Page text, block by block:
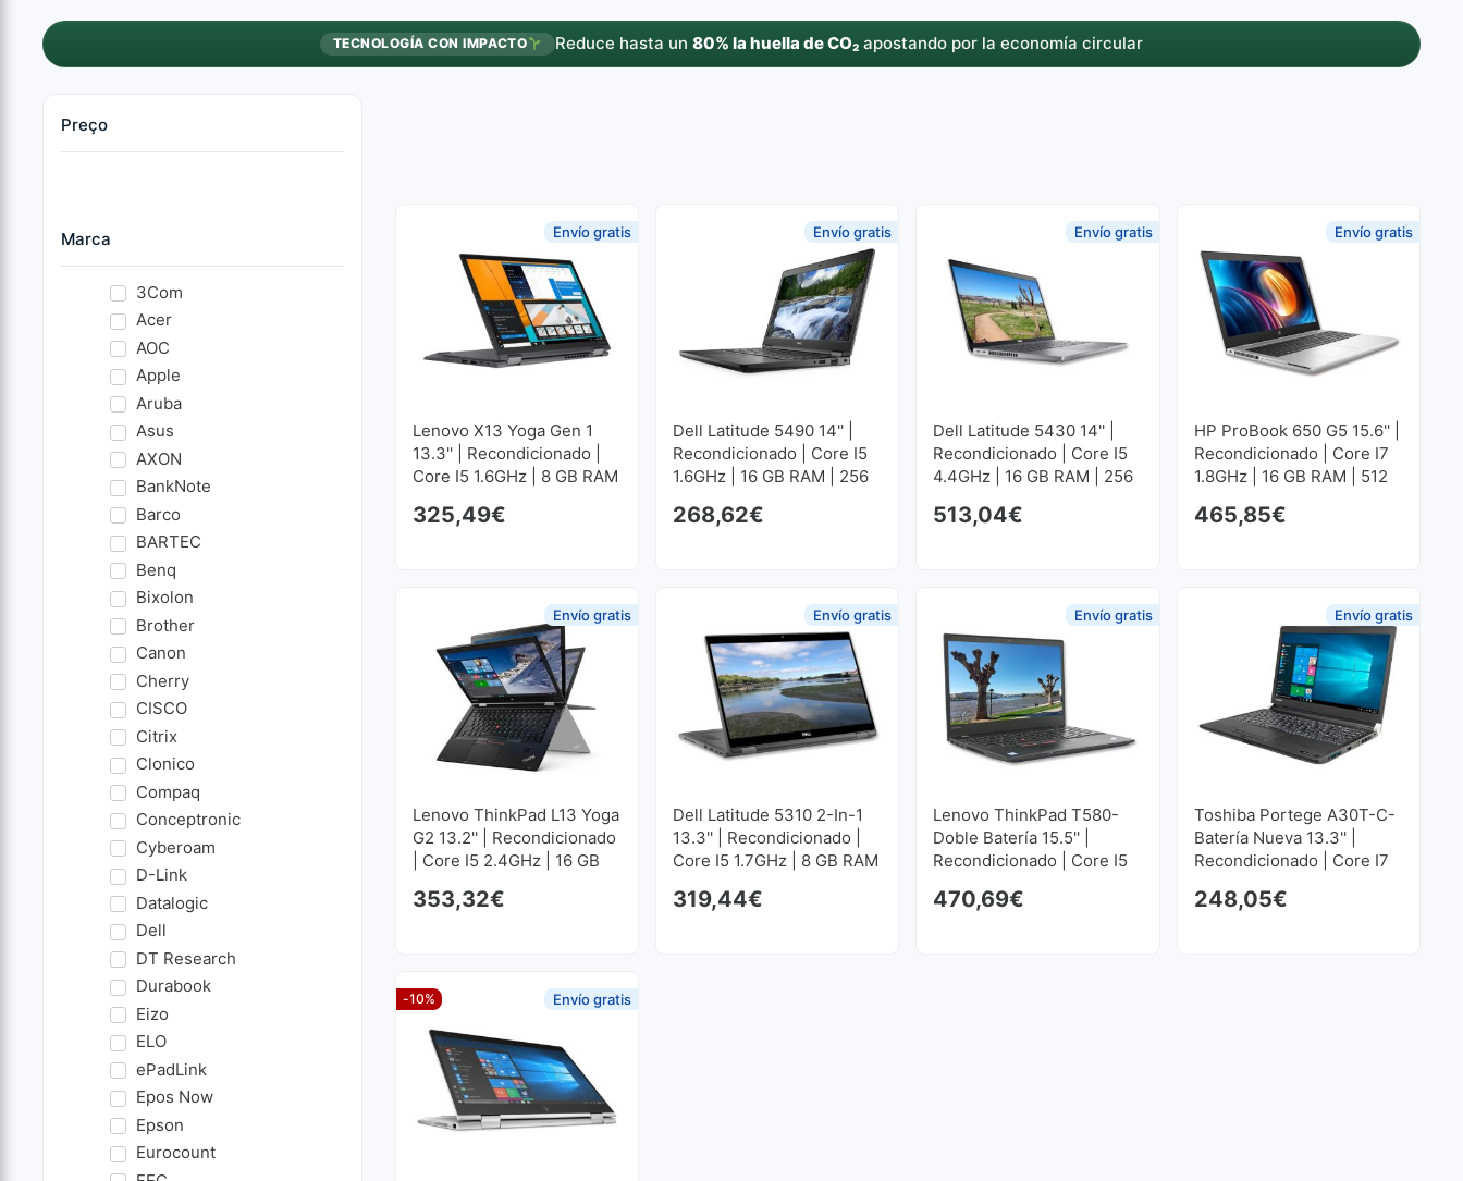
TECNOLOGÍA CON IMPACTO Reduce hasta un80% la huella de CO₂ apostando por la economía circular
Preço
Marca
3Com
Acer
AOC
Apple
Aruba
Asus
AXON
BankNote
Barco
BARTEC
Benq
Bixolon
Brother
Canon
Cherry
CISCO
Citrix
Clonico
Compaq
Conceptronic
Cyberoam
D-Link
Datalogic
Dell
DT Research
Durabook
Eizo
ELO
ePadLink
Epos Now
Epson
Eurocount
Lenovo X13 Yoga Gen 1
13.3'' | Recondicionado |
Core I5 1.6GHz | 8 GB RAM
1920x1080
325,49€
Envío gratis
Dell Latitude 5490 14'' |
Recondicionado | Core I5
1.6GHz | 16 GB RAM | 256
268,62€
Envío gratis
Dell Latitude 5430 14'' |
Recondicionado | Core I5
4.4GHz | 16 GB RAM | 256
513,04€
Envío gratis
HP ProBook 650 G5 15.6'' |
Recondicionado | Core I7
1.8GHz | 16 GB RAM | 512
465,85€
Envío gratis
Lenovo ThinkPad L13 Yoga
G2 13.2'' | Recondicionado
| Core I5 2.4GHz | 16 GB
1920x1080
353,32€
Envío gratis
Dell Latitude 5310 2-In-1
13.3'' | Recondicionado |
Core I5 1.7GHz | 8 GB RAM
1920x1080
319,44€
Envío gratis
Lenovo ThinkPad T580-
Doble Batería 15.5'' |
Recondicionado | Core I5
GB SSD M2 1920x1080
470,69€
Envío gratis
Toshiba Portege A30T-C-
Batería Nueva 13.3'' |
Recondicionado | Core I7
GB SSD M2 1920x1080
248,05€
Envío gratis
-10% Envío gratis